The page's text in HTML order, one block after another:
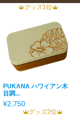
グッズ1位
PUKANA ハワイアン木
目調...
¥2,750
グッズ2位